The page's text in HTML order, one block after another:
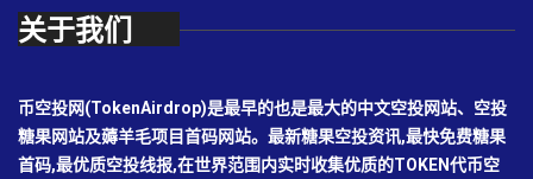
关于我们
币空投网(TokenAirdrop)是最早的也是最大的中文空投网站、空投
糖果网站及薅羊毛项目首码网站。最新糖果空投资讯,最快免费糖果
首码,最优质空投线报,在世界范围内实时收集优质的TOKEN代币空